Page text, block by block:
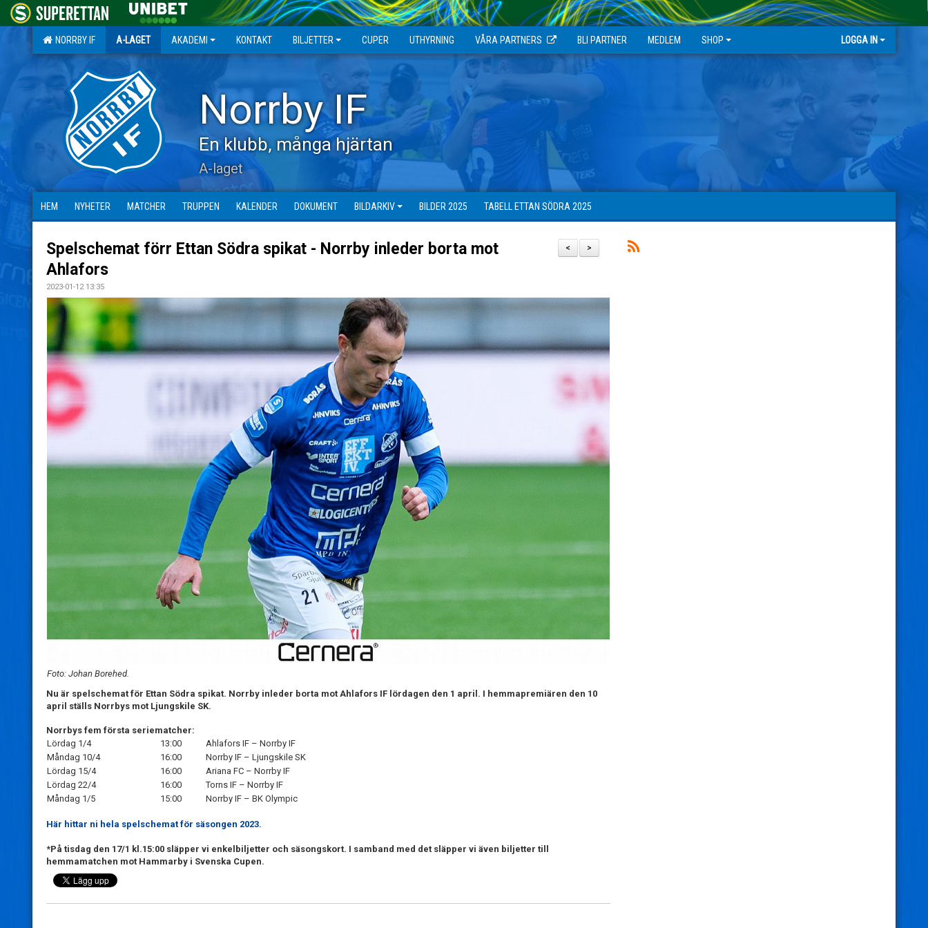
NORRBY IF A-LAGET AKADEMI KONTAKT BILJETTER CUPER UTHYRNING VÅRA PARTNERS BLI PARTNER MEDLEM SHOP LOGGA IN
Norrby IF
En klubb, många hjärtan
A-laget
HEM NYHETER MATCHER TRUPPEN KALENDER DOKUMENT BILDARKIV BILDER 2025 TABELL ETTAN SÖDRA 2025
>
<
Spelschemat förr Ettan Södra spikat - Norrby inleder borta mot
Ahlafors
2023-01-12 13:35
Foto: Johan Borehed.
Nu är spelschemat för Ettan Södra spikat. Norrby inleder borta mot Ahlafors IF lördagen den 1 april. I hemmapremiären den 10
april ställs Norrbys mot Ljungskile SK.
Norrbys fem första seriematcher:
Lördag 1/4
13:00
Ahlafors IF – Norrby IF
Måndag 10/4
16:00
Norrby IF – Ljungskile SK
Lördag 15/4
16:00
Ariana FC – Norrby IF
Lördag 22/4
16:00
Torns IF – Norrby IF
Måndag 1/5
15:00 Norrby IF – BK Olympic
Här hittar ni hela spelschemat för säsongen 2023.
*På tisdag den 17/1 kl.15:00 släpper vi enkelbiljetter och säsongskort. I samband med det släpper vi även biljetter till
hemmamatchen mot Hammarby i Svenska Cupen.